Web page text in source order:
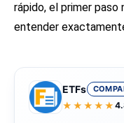
rápido, el primer paso
entender
ETFs
★★★★★